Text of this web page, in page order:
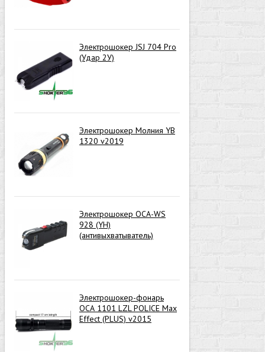
Электрошокер JSJ 704 Pro
(Удар 2У)
Электрошокер Молния YB
1320 v2019
Электрошокер ОСА-WS
928 (YH)
(антивыхватыватель)
Электрошокер-фонарь
ОСА 1101 LZL POLICE Max
Effect (PLUS) v2015